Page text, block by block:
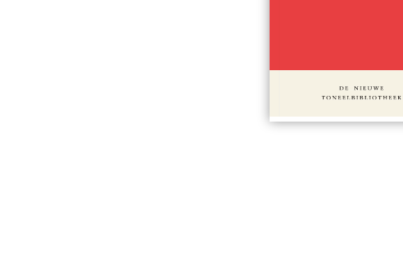
#760